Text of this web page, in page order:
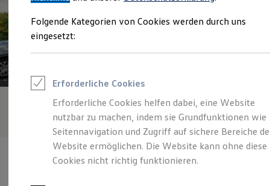
Gewerbliche Personenbeförderung
Service & mobile Werkstätten
Menschen mit Behinderung
Rettungsdienste
ONE Business ID Vorteile
Fahrzeugsuche & Marktplatz
Fahrzeugsuche
Fahrzeuge online kaufen
Digitaler Marktplatz
Kauf & Finanzierung
Online-Fahrzeugbewertung
Folgende Kategorien von Cookies werden durch uns
eingesetzt:
Erforderliche Cookies
Erforderliche Cookies helfen dabei, eine Website
nutzbar zu machen, indem sie Grundfunktionen wie
Seitennavigation und Zugriff auf sichere Bereiche
Website ermöglichen. Die Website kann ohne diese
Cookies nicht richtig funktionieren.